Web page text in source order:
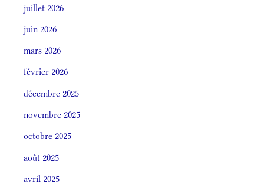
juillet 2026
juin 2026
mars 2026
février 2026
décembre 2025
novembre 2025
octobre 2025
août 2025
avril 2025